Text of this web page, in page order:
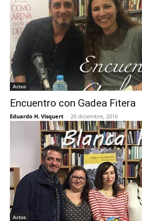
Actos
Encuentro con Gadea Fitera
Eduardo H. Visquert - 20 diciembre, 2016
Actos